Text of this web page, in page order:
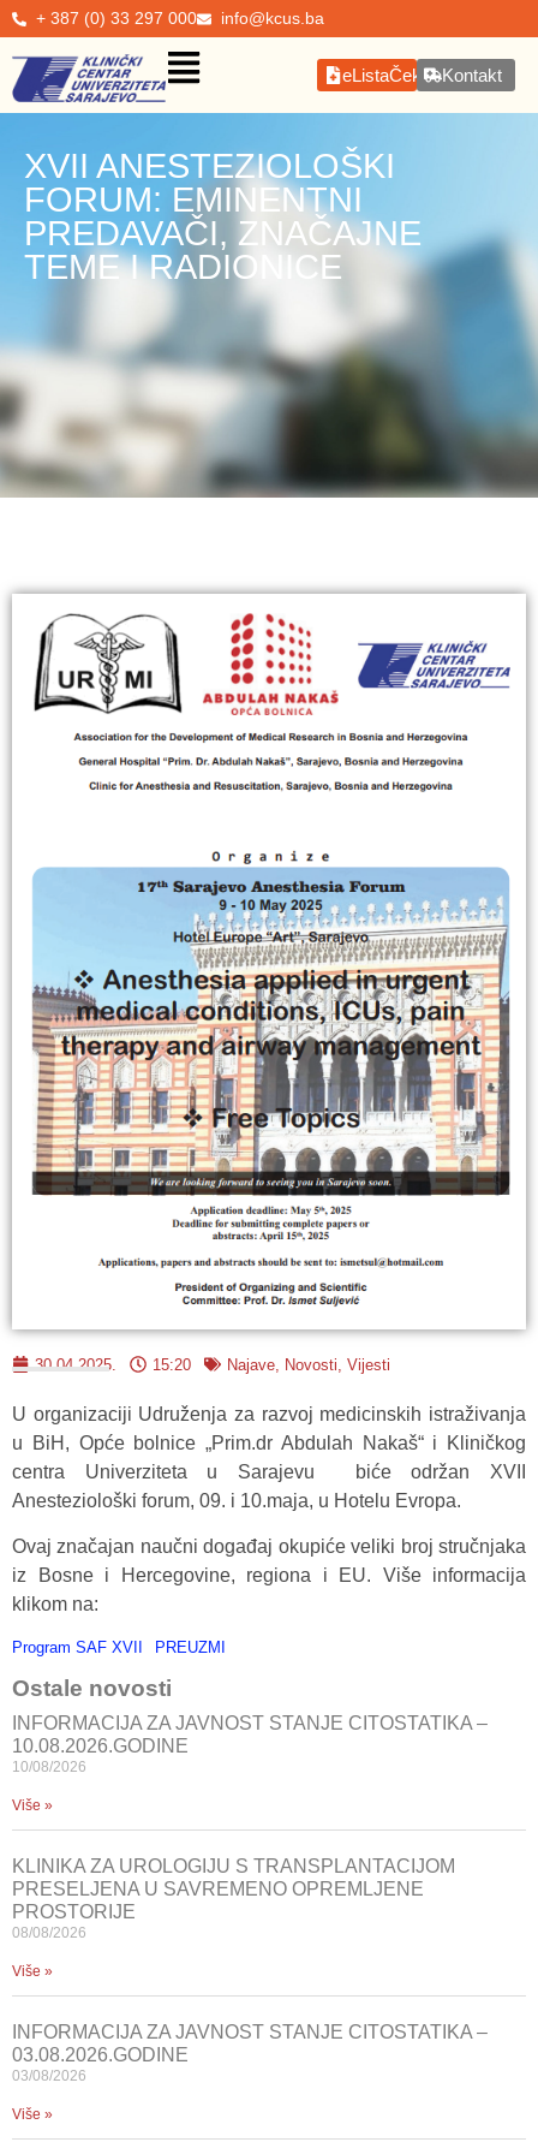
+ 387 (0) 33 297 000 info@kcus.ba
eListaČekanjaKontakt
XVII ANESTEZIOLOŠKI
FORUM: EMINENTNI
PREDAVAČI, ZNAČAJNE
TEME I RADIONICE
30.04.2025. 15:20 Najave Novosti Vijesti
U organizaciji Udruženja za razvoj medicinskih istraživanja
u BiH, Opće bolnice „Prim.dr Abdulah Nakaš“ i Kliničkog
centra Univerziteta u Sarajevu biće održan XVII
Anesteziološki forum, 09. i 10.maja, u Hotelu Evropa.
Ovaj značajan naučni događaj okupiće veliki broj stručnjaka
iz Bosne i Hercegovine, regiona i EU. Više informacija
klikom na:
Program SAF XVII PREUZMI
Ostale novosti
INFORMACIJA ZA JAVNOST STANJE CITOSTATIKA –
10.08.2026.GODINE
10/08/2026
Više »
KLINIKA ZA UROLOGIJU S TRANSPLANTACIJOM
PRESELJENA U SAVREMENO OPREMLJENE
PROSTORIJE
08/08/2026
Više »
INFORMACIJA ZA JAVNOST STANJE CITOSTATIKA –
03.08.2026.GODINE
03/08/2026
Više »